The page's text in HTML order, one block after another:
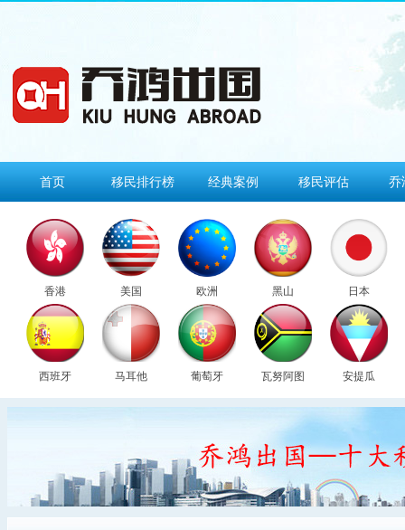
首页 移民排行榜 经典案例 移民评估 乔
香港 美国 欧洲 黑山 日本
西班牙 马耳他 葡萄牙 瓦努阿图 安提瓜